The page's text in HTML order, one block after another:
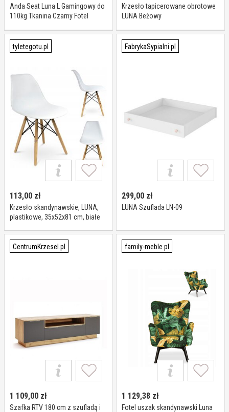
Anda Seat Luna L Gamingowy do
110kg Tkanina Czarny Fotel
Krzesło tapicerowane obrotowe
LUNA Beżowy
tyletegotu.pl
113,00 zł
Krzesło skandynawskie, LUNA,
plastikowe, 35x52x81 cm, białe
FabrykaSypialni.pl
299,00 zł
LUNA Szuflada LN-09
CentrumKrzesel.pl
1 109,00 zł
Szafka RTV 180 cm z szufladą i
family-meble.pl
1 129,38 zł
Fotel uszak skandynawski Luna